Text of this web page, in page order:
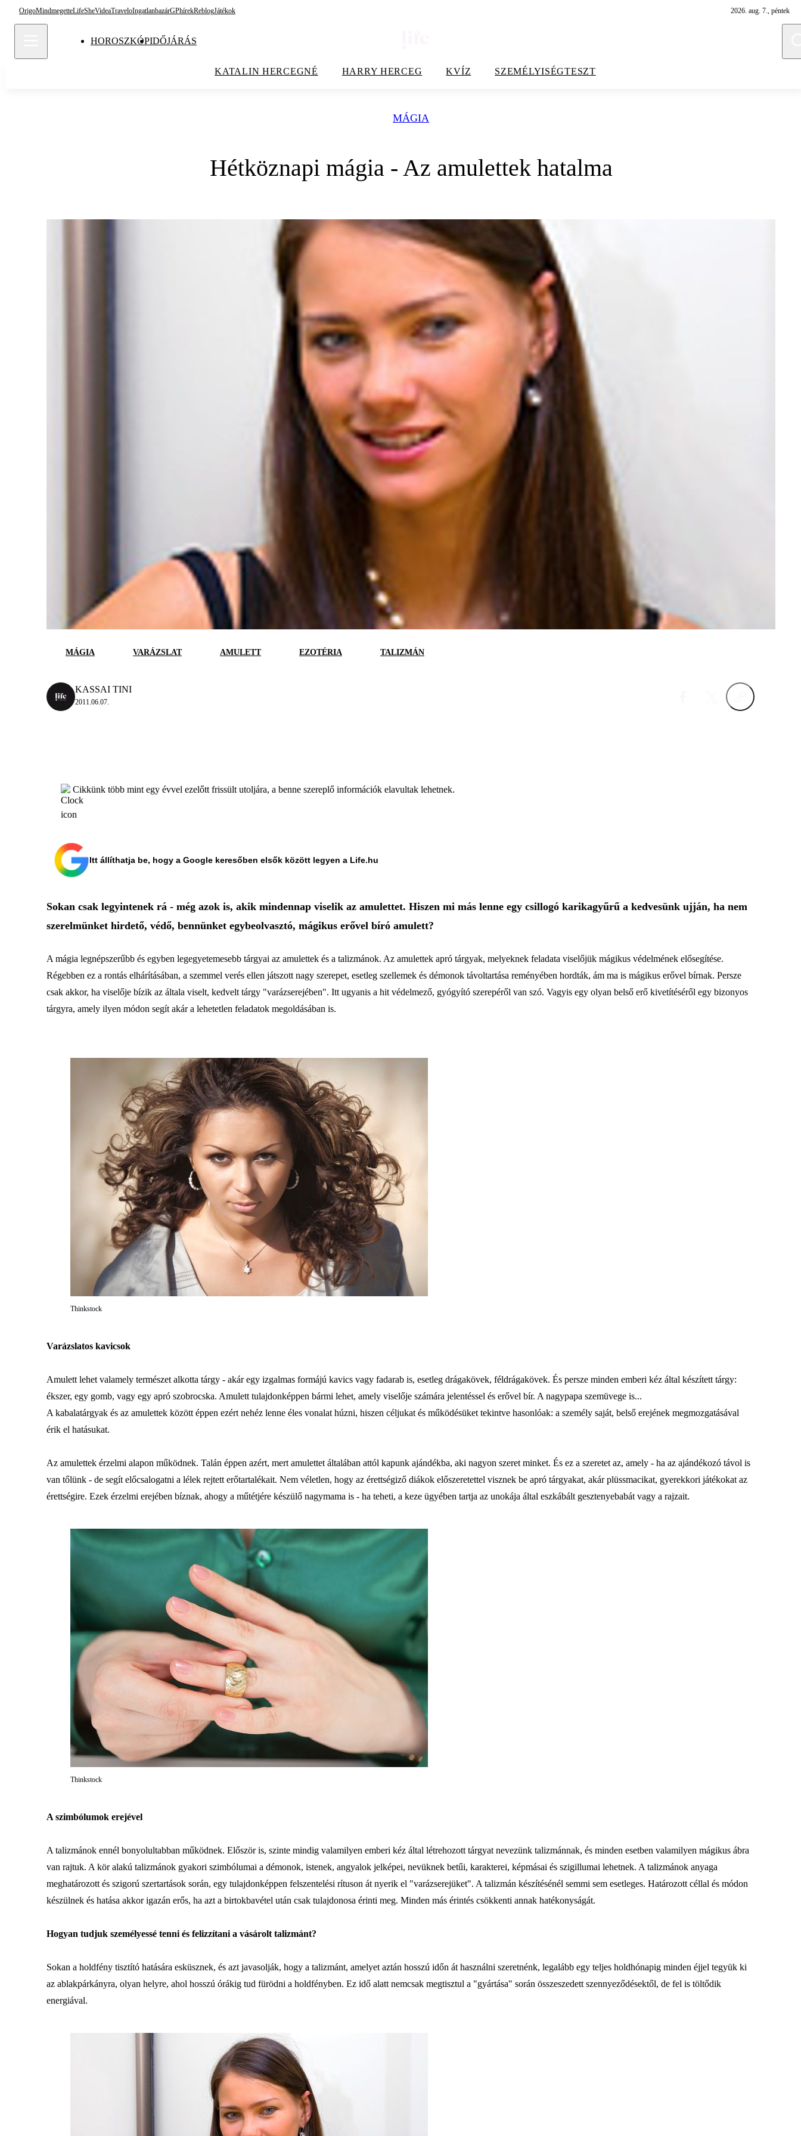
OrigoMindmegetteLifeSheVideaTraveloIngatlanbazárGPhírekReblogJátékok 2026. aug. 7., péntek
HOROSZKÓPIDŐJÁRÁS
KATALIN HERCEGNÉ HARRY HERCEG KVÍZ SZEMÉLYISÉGTESZT
MÁGIA
Hétköznapi mágia - Az amulettek hatalma
MÁGIA VARÁZSLAT AMULETT EZOTÉRIA TALIZMÁN
KASSAI TINI
2011.06.07.
Cikkünk több mint egy évvel ezelőtt frissült utoljára, a benne szereplő információk elavultak lehetnek.
Itt állíthatja be, hogy a Google keresőben elsők között legyen a Life.hu
Sokan csak legyintenek rá - még azok is, akik mindennap viselik az amulettet. Hiszen mi más lenne egy csillogó karikagyűrű a kedvesünk ujján, ha nem
szerelmünket hirdető, védő, bennünket egybeolvasztó, mágikus erővel bíró amulett?
A mágia legnépszerűbb és egyben legegyetemesebb tárgyai az amulettek és a talizmánok. Az amulettek apró tárgyak, melyeknek feladata viselőjük mágikus védelmének elősegítése.
Régebben ez a rontás elhárításában, a szemmel verés ellen játszott nagy szerepet, esetleg szellemek és démonok távoltartása reményében hordták, ám ma is mágikus erővel bírnak. Persze
csak akkor, ha viselője bízik az általa viselt, kedvelt tárgy "varázserejében". Itt ugyanis a hit védelmező, gyógyító szerepéről van szó. Vagyis egy olyan belső erő kivetítéséről egy bizonyos
tárgyra, amely ilyen módon segít akár a lehetetlen feladatok megoldásában is.
Thinkstock
Varázslatos kavicsok
Amulett lehet valamely természet alkotta tárgy - akár egy izgalmas formájú kavics vagy fadarab is, esetleg drágakövek, féldrágakövek. És persze minden emberi kéz által készített tárgy:
ékszer, egy gomb, vagy egy apró szobrocska. Amulett tulajdonképpen bármi lehet, amely viselője számára jelentéssel és erővel bír. A nagypapa szemüvege is...
A kabalatárgyak és az amulettek között éppen ezért nehéz lenne éles vonalat húzni, hiszen céljukat és működésüket tekintve hasonlóak: a személy saját, belső erejének megmozgatásával
érik el hatásukat.
Az amulettek érzelmi alapon működnek. Talán éppen azért, mert amulettet általában attól kapunk ajándékba, aki nagyon szeret minket. És ez a szeretet az, amely - ha az ajándékozó távol is
van tőlünk - de segít előcsalogatni a lélek rejtett erőtartalékait. Nem véletlen, hogy az érettségiző diákok előszeretettel visznek be apró tárgyakat, akár plüssmacikat, gyerekkori játékokat az
érettségire. Ezek érzelmi erejében bíznak, ahogy a műtétjére készülő nagymama is - ha teheti, a keze ügyében tartja az unokája által eszkábált gesztenyebabát vagy a rajzait.
Thinkstock
A szimbólumok erejével
A talizmánok ennél bonyolultabban működnek. Először is, szinte mindig valamilyen emberi kéz által létrehozott tárgyat nevezünk talizmánnak, és minden esetben valamilyen mágikus ábra
van rajtuk. A kör alakú talizmánok gyakori szimbólumai a démonok, istenek, angyalok jelképei, nevüknek betűi, karakterei, képmásai és szigillumai lehetnek. A talizmánok anyaga
meghatározott és szigorú szertartások során, egy tulajdonképpen felszentelési rítuson át nyerik el "varázserejüket". A talizmán készítésénél semmi sem esetleges. Határozott céllal és módon
készülnek és hatása akkor igazán erős, ha azt a birtokbavétel után csak tulajdonosa érinti meg. Minden más érintés csökkenti annak hatékonyságát.
Hogyan tudjuk személyessé tenni és felizzítani a vásárolt talizmánt?
Sokan a holdfény tisztító hatására esküsznek, és azt javasolják, hogy a talizmánt, amelyet aztán hosszú időn át használni szeretnénk, legalább egy teljes holdhónapig minden éjjel tegyük ki
az ablakpárkányra, olyan helyre, ahol hosszú órákig tud fürödni a holdfényben. Ez idő alatt nemcsak megtisztul a "gyártása" során összeszedett szennyeződésektől, de fel is töltődik
energiával.